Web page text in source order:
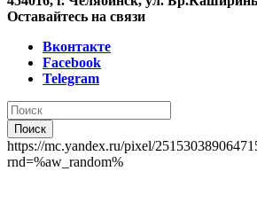
Оставайтесь на связи
Вконтакте
Facebook
Telegram
Поиск
https://mc.yandex.ru/pixel/
rnd=%aw_random%